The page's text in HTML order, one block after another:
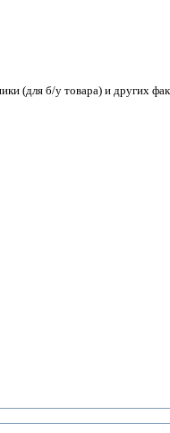
(для б/у товара) и других